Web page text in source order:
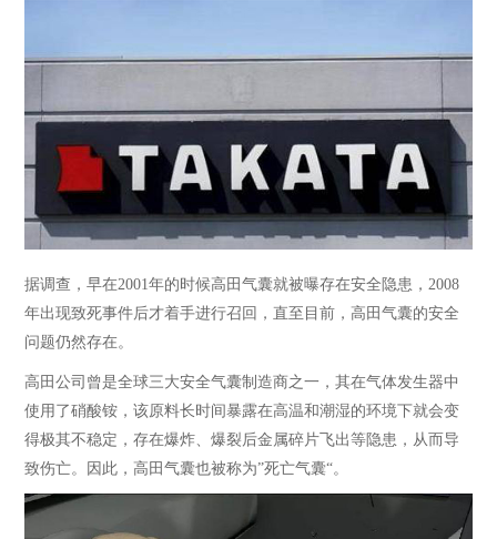
据调查，早在2001年的时候高田气囊就被曝存在安全隐患，2008
年出现致死事件后才着手进行召回 ，直至目前，高田气囊的安全
问题仍然存在。
高田公司曾是全球三大安全气囊制造商之一，其在气体发生器中
使用了硝酸铵，该原料长时间暴露在高温和潮湿的环境下就会变
得极其不稳定，存在爆炸、爆裂后金属碎片飞出等隐患，从而导
致伤亡。因此，高田气囊也被称为”死亡气囊“。